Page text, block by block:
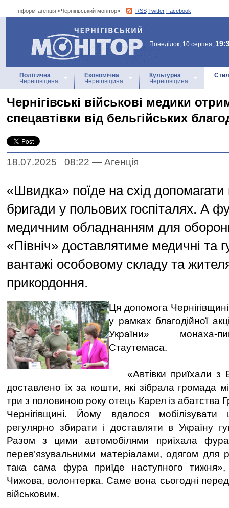
Інформ-агенція «Чернігівський монітор»: RSS Twitter Facebook
Інформ-агенція
«Чернігівський монітор»
Понеділок, 10 серпня,
Політична
Чернігівщина
Економічна
Чернігівщина
Культурна
Чернігівщина
Чернігівські військові медики
спецавтівки від бельгійських
18.07.2025 08:22 — Агенцiя
«Швидка» поїде на схід допомагати
бригади у польових госпіталях. А
медичним обладнанням для
«Північ» доставлятиме медичні та
вантажі особовому складу та
прикордоння.
Ця допомога
у рамках благодійної
України» монаха-
Стаутемаса.
«Автівки приїхали з
доставлено їх за кошти, які зібрала громада
три з половиною року отець Карел із абатства
Чернігівщині. Йому вдалося
регулярно збирати і доставляти в Україну
Разом з цими автомобілями приїхала
перев’язувальними матеріалами, одягом для
така сама фура приїде наступного
Чижова, волонтерка. Саме вона сьогодні
військовим.